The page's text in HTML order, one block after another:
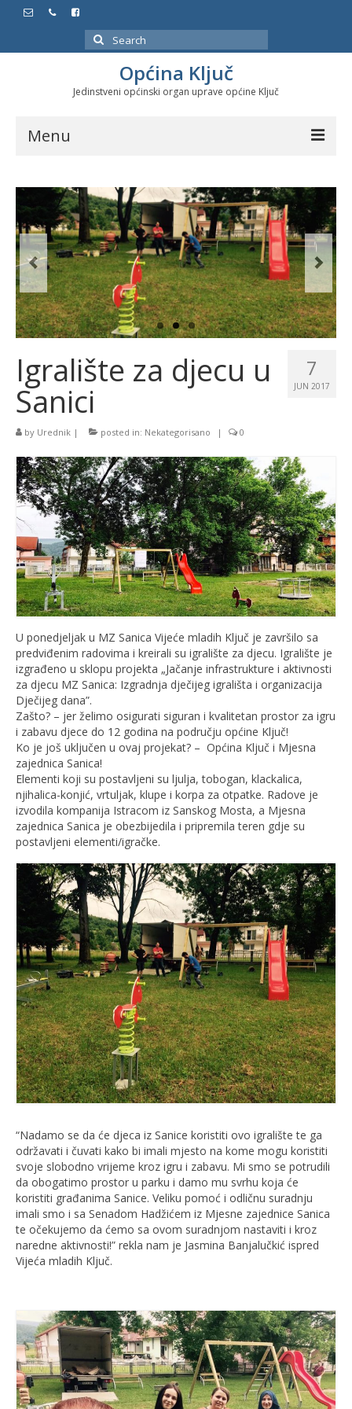
Search
for:
Općina Ključ
Jedinstveni općinski organ uprave općine Ključ
Menu
Službeni glasnici
Javne nabavke
Značajni datumi i manifestacije
Program energetske efikasnosti u stambenom
sektoru
7
JUN 2017
Igralište za djecu u
Sanici
by Urednik | posted in: Nekategorisano | 0
U ponedjeljak u MZ Sanica Vijeće mladih Ključ je završilo sa
predviđenim radovima i kreirali su igralište za djecu. Igralište je
izgrađeno u sklopu projekta „Jačanje infrastrukture i aktivnosti
za djecu MZ Sanica: Izgradnja dječijeg igrališta i organizacija
Dječijeg dana”.
Zašto? – jer želimo osigurati siguran i kvalitetan prostor za igru
i zabavu djece do 12 godina na području općine Ključ!
Ko je još uključen u ovaj projekat? – Općina Ključ i Mjesna
zajednica Sanica!
Elementi koji su postavljeni su ljulja, tobogan, klackalica,
njihalica-konjić, vrtuljak, klupe i korpa za otpatke. Radove je
izvodila kompanija Istracom iz Sanskog Mosta, a Mjesna
zajednica Sanica je obezbijedila i pripremila teren gdje su
postavljeni elementi/igračke.
“Nadamo se da će djeca iz Sanice koristiti ovo igralište te ga
održavati i čuvati kako bi imali mjesto na kome mogu koristiti
svoje slobodno vrijeme kroz igru i zabavu. Mi smo se potrudili
da obogatimo prostor u parku i damo mu svrhu koja će
koristiti građanima Sanice. Veliku pomoć i odličnu suradnju
imali smo i sa Senadom Hadžićem iz Mjesne zajednice Sanica
te očekujemo da ćemo sa ovom suradnjom nastaviti i kroz
naredne aktivnosti!” rekla nam je Jasmina Banjalučkić ispred
Vijeća mladih Ključ.